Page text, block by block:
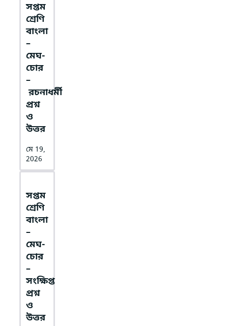
সপ্তম
শ্রেণি
বাংলা
–
মেঘ-
চোর
–
রচনাধর্মী
প্রশ্ন
ও
উত্তর
মে 19,
2026
সপ্তম
শ্রেণি
বাংলা
–
মেঘ-
চোর
–
সংক্ষিপ্ত
প্রশ্ন
ও
উত্তর